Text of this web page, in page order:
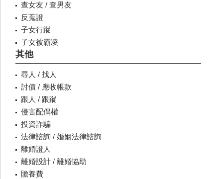
查女友 / 查男友
反蒐證
子女行蹤
子女被霸凌
其他
尋人 / 找人
討債 / 應收帳款
跟人 / 跟蹤
侵害配偶權
投資詐騙
法律諮詢 / 婚姻法律諮詢
離婚證人
離婚設計 / 離婚協助
贍養費